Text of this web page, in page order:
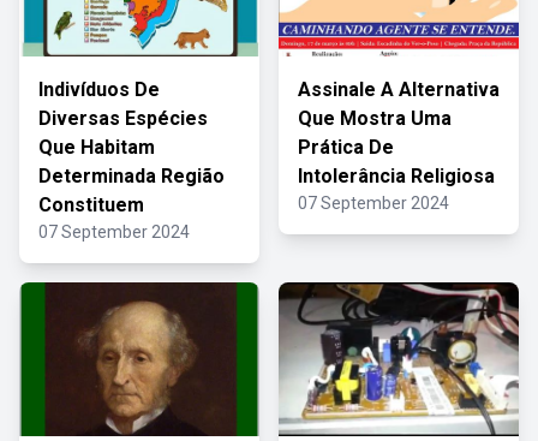
Indivíduos De
Diversas Espécies
Que Habitam
Determinada Região
Constituem
07 September 2024
Assinale A Alternativa
Que Mostra Uma
Prática De
Intolerância Religiosa
07 September 2024